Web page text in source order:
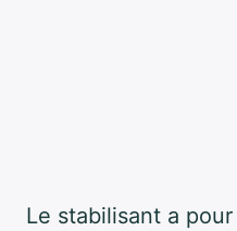
Le stabilisant a